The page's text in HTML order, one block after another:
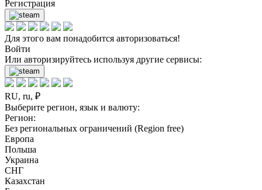
Регистрация
Для этого вам понадобится авторизоваться!
Войти
Или авторизируйтесь используя другие сервисы:
RU, ru, ₽
Выберите регион, язык и валюту:
Регион:
Без региональных ограничений (Region free)
Европа
Польша
Украина
СНГ
Казахстан